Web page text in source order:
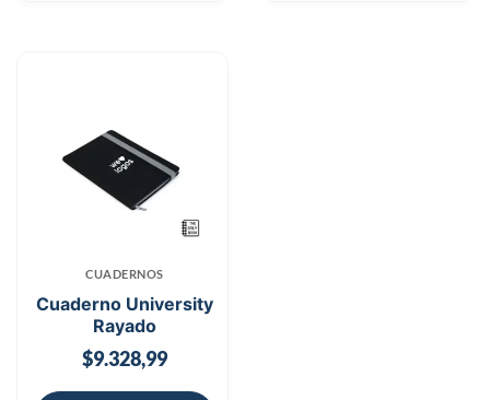
CUADERNOS
Cuaderno University
Rayado
$9.328,99